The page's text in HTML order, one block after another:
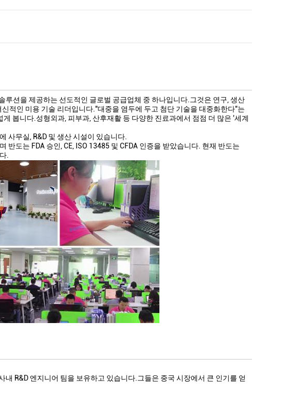
션을 제공하는 선도적인 글로벌 공급업체 중 하나입니다.그것은 연구, 생산
적인 미용 기술 리더입니다."대중을 염두에 두고 첨단 기술을 대중화한다"는
봅니다.성형외과, 피부과, 산후재활 등 다양한 진료과에서 점점 더 많은 '세계
사무실, R&D 및 생산 시설이 있습니다.
반도는 FDA 승인, CE, ISO 13485 및 CFDA 인증을 받았습니다. 현재 반도는
.
R&D 엔지니어 팀을 보유하고 있습니다.그들은 중국 시장에서 큰 인기를 얻